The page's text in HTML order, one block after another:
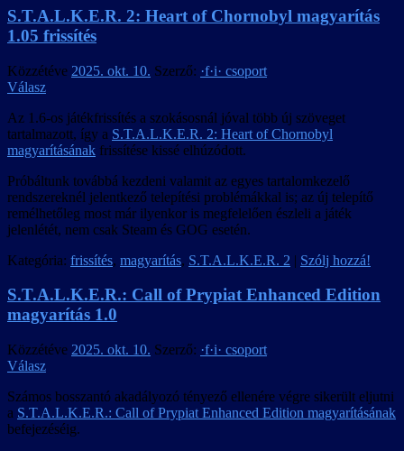
S.T.A.L.K.E.R. 2: Heart of Chornobyl magyarítás
1.05 frissítés
Közzétéve 2025. okt. 10. Szerző: ·f·i· csoport
Válasz
Az 1.6-os játékfrissítés a szokásosnál jóval több új szöveget
tartalmazott, így a S.T.A.L.K.E.R. 2: Heart of Chornobyl
magyarításának frissítése kissé elhúzódott.
Próbáltunk továbbá kezdeni valamit az egyes tartalomkezelő
rendszereknél jelentkező telepítési problémákkal is; az új telepítő
remélhetőleg most már ilyenkor is megfelelően észleli a játék
jelenlétét, nem csak Steam és GOG esetén.
Kategória: frissítés, magyarítás, S.T.A.L.K.E.R. 2 | Szólj hozzá!
S.T.A.L.K.E.R.: Call of Prypiat Enhanced Edition
magyarítás 1.0
Közzétéve 2025. okt. 10. Szerző: ·f·i· csoport
Válasz
Számos bosszantó akadályozó tényező ellenére végre sikerült eljutni
a S.T.A.L.K.E.R.: Call of Prypiat Enhanced Edition magyarításának
befejezéséig.